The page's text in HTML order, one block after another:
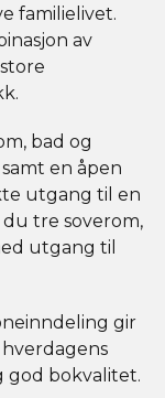
familielivet.
av
bad og
en åpen
utgang til en
du tre soverom,
utgang til
gir
god bokvalitet.